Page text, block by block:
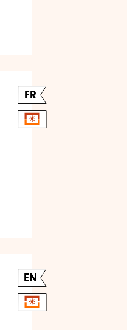
FR
EN